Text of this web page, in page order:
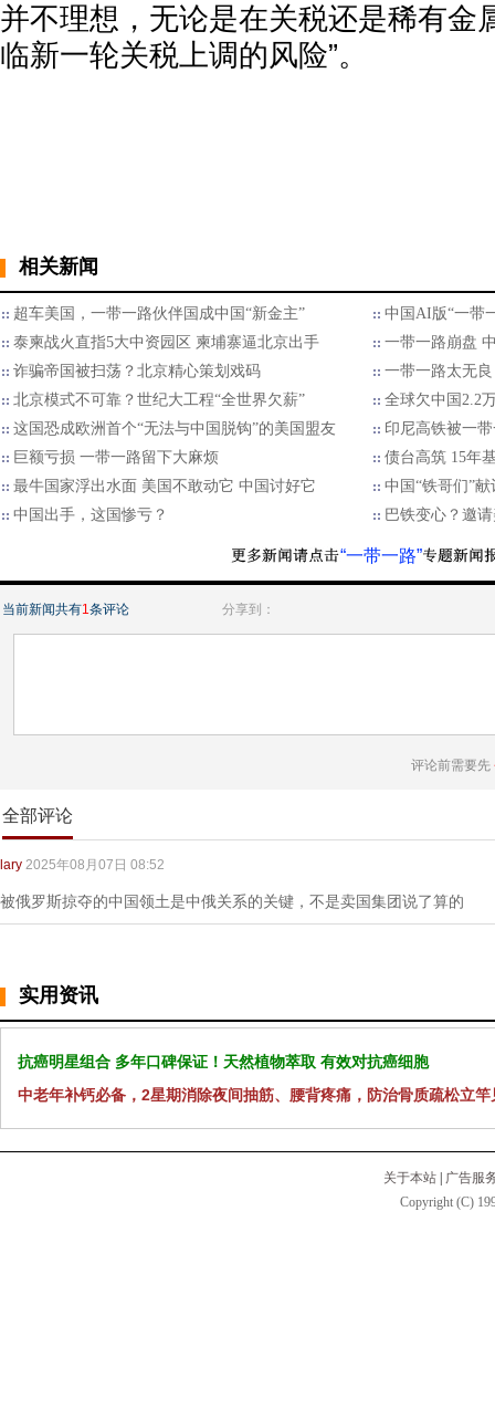
并不理想，无论是在关税还是稀有金
临新一轮关税上调的风险”。
相关新闻
超车美国，一带一路伙伴国成中国“新金主”
中国AI版“一带
泰柬战火直指5大中资园区 柬埔寨逼北京出手
一带一路崩盘
诈骗帝国被扫荡？北京精心策划戏码
一带一路太无
北京模式不可靠？世纪大工程“全世界欠薪”
全球欠中国2.2
这国恐成欧洲首个“无法与中国脱钩”的美国盟友
印尼高铁被一
巨额亏损 一带一路留下大麻烦
债台高筑 15年
最牛国家浮出水面 美国不敢动它 中国讨好它
中国“铁哥们”
中国出手，这国惨亏？
巴铁变心？邀
“一带一路”
当前新闻共有1条评论 分享到：
评论前需要先
全部评论
lary 2025年08月07日 08:52
被俄罗斯掠夺的中国领土是中俄关系的关键，不是卖国集团说了算的
实用资讯
抗癌明星组合 多年口碑保证！天然植物萃取 有效对抗癌细胞
中老年补钙必备，2星期消除夜间抽筋、腰背疼痛，防治骨质疏松立竿
关于本站
广告服
Copyright (C)